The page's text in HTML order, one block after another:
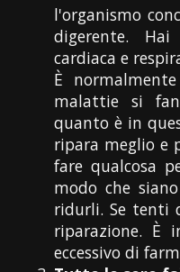
l'organismo
digerente.
cardiaca e
È
malattie si
quanto è in
ripara meglio e
fare qualcosa
modo che
ridurli. Se tenti
riparazione. È
eccessivo di